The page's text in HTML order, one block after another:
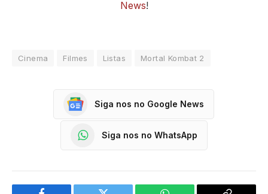
News!
Cinema Filmes Listas Mortal Kombat 2
Siga nos no Google News
Siga nos no WhatsApp